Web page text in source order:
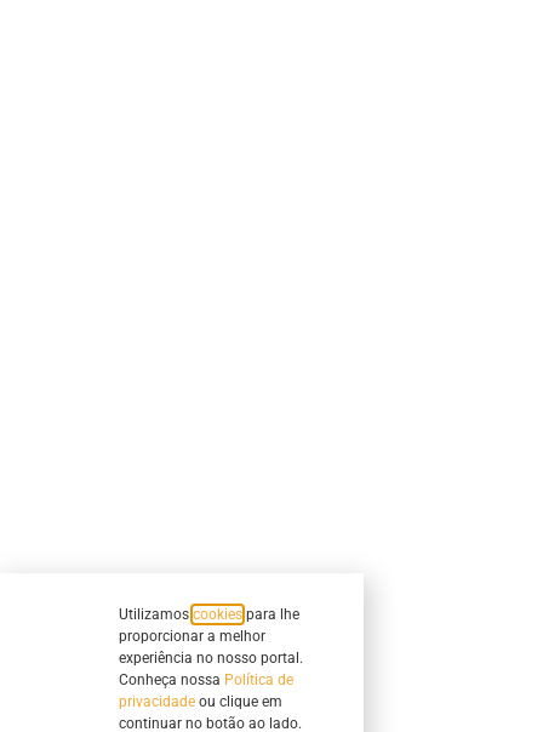
Utilizamos cookies para lhe
proporcionar a melhor
experiência no nosso portal.
Conheça nossa Política de
privacidade ou clique em
continuar no botão ao lado.